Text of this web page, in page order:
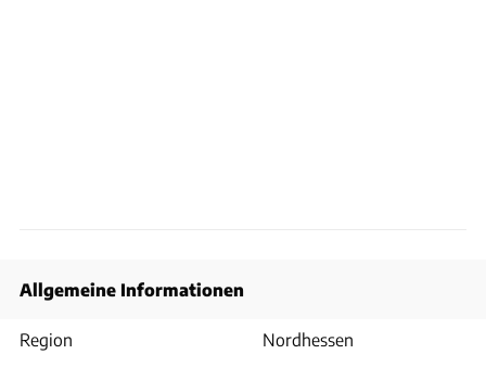
Allgemeine Informationen
Region Nordhessen